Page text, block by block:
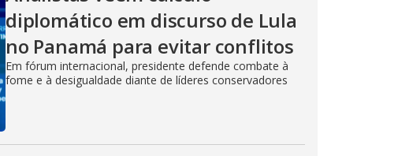
diplomático em discurso de Lula
no Panamá para evitar conflitos
Em fórum internacional, presidente defende combate à
fome e à desigualdade diante de líderes conservadores